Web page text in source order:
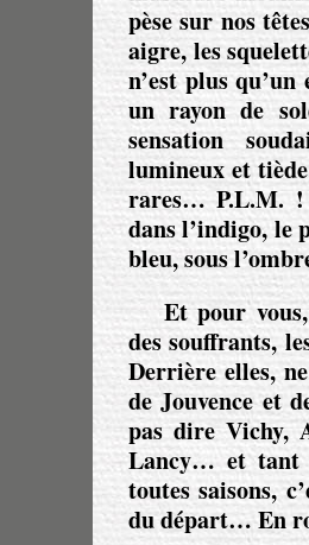
pèse sur nos
aigre, les
n’est plus
un rayon de
sensation
lumineux et
rares…P.L.M. !
dans l’indigo, le
bleu, sous
Et pour
des souffrants,
Derrière elles,
de Jouvence et
pas dire Vichy,
Lancy… et tant
toutes saisons,
du départ… En